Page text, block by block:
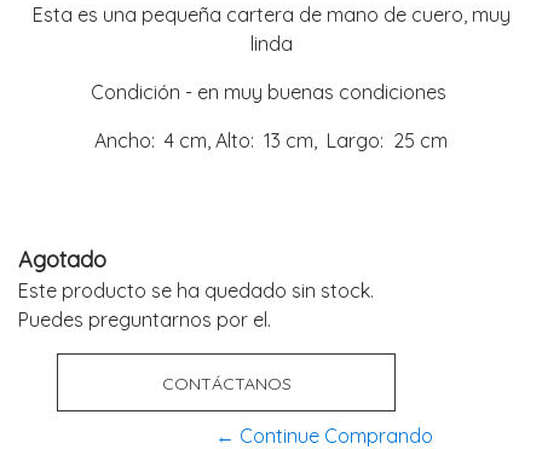
Esta es una pequeña cartera de mano de cuero, muy
linda
Condición - en muy buenas condiciones
Ancho: 4 cm, Alto: 13 cm, Largo: 25 cm
Agotado
Este producto se ha quedado sin stock.
Puedes preguntarnos por el.
CONTÁCTANOS
← Continue Comprando